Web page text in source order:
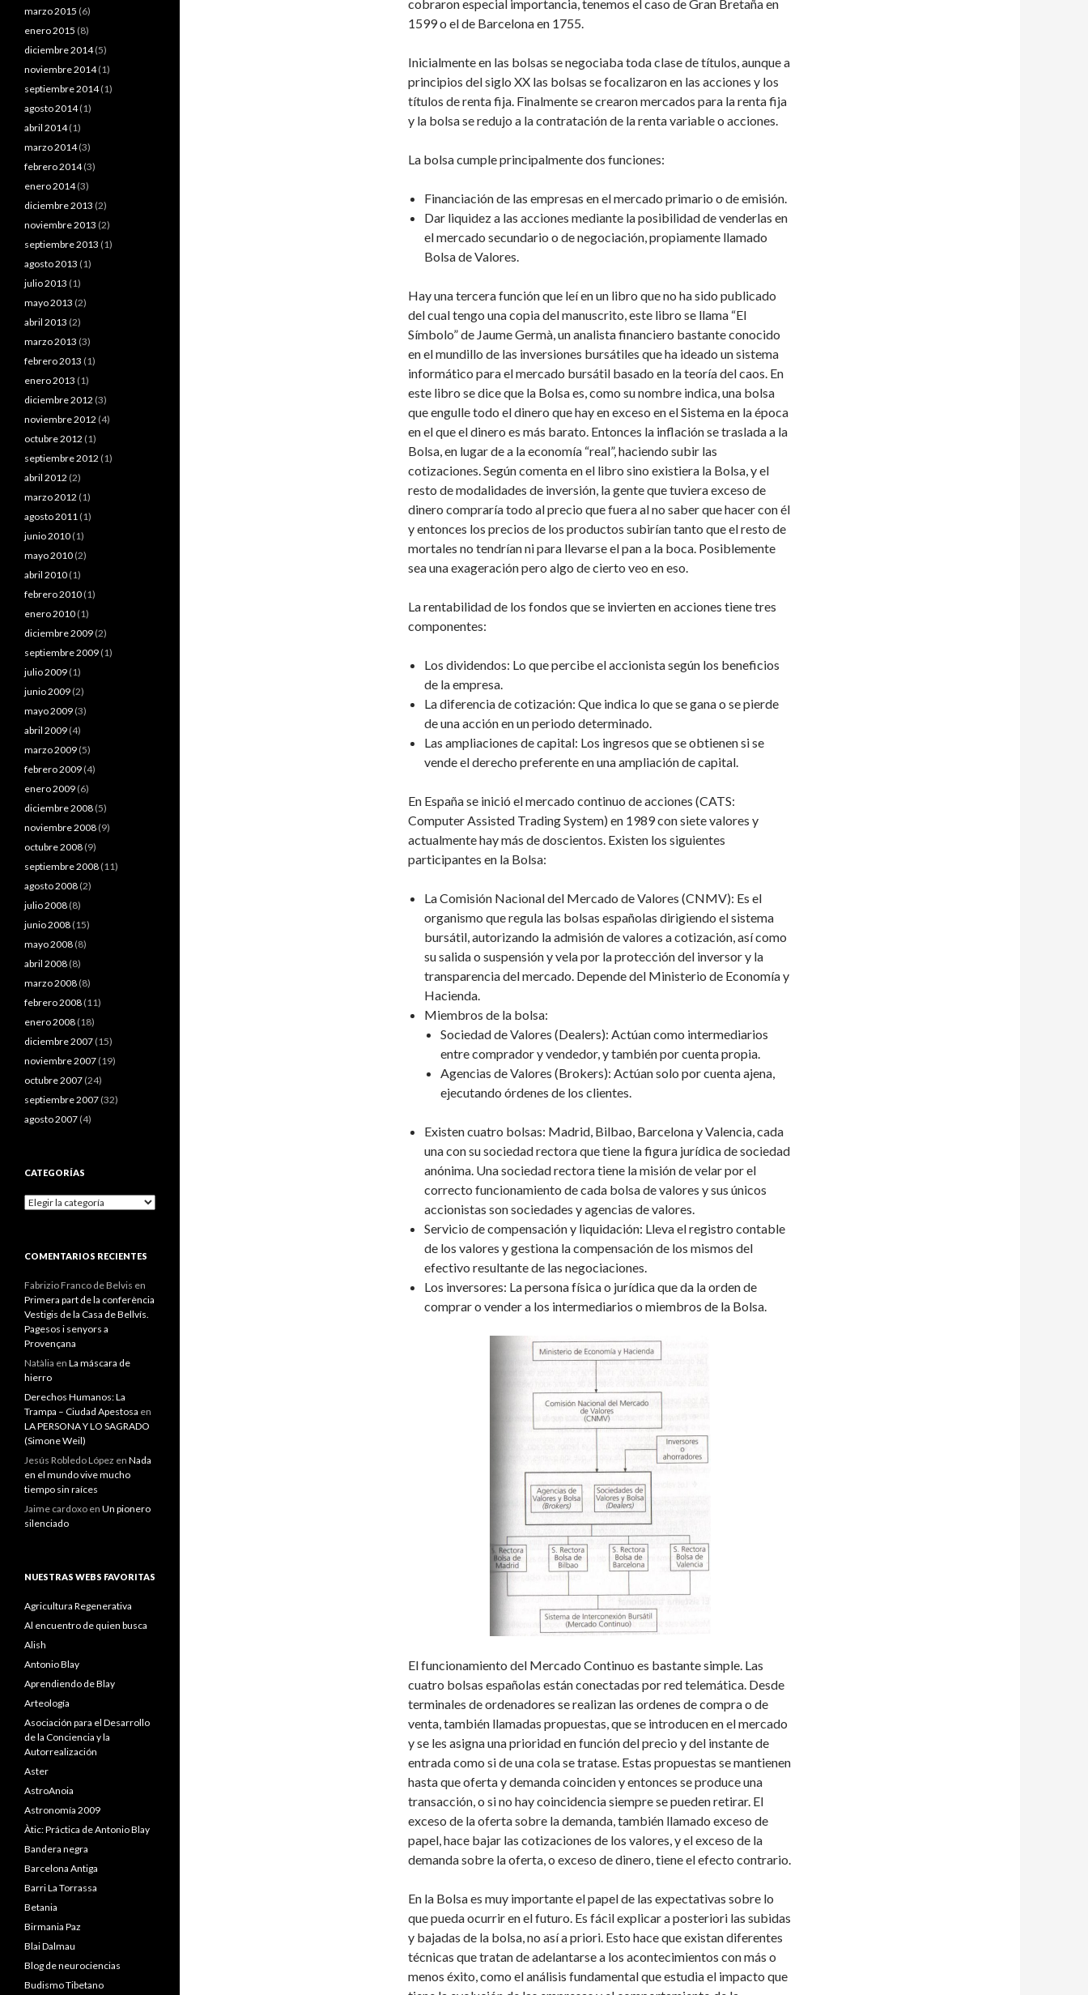
cobraron especial importancia, tenemos el caso de Gran Bretaña en
1599 o el de Barcelona en 1755.
Inicialmente en las bolsas se negociaba toda clase de títulos, aunque a
principios del siglo XX las bolsas se focalizaron en las acciones y los
títulos de renta fija. Finalmente se crearon mercados para la renta fija
y la bolsa se redujo a la contratación de la renta variable o acciones.
La bolsa cumple principalmente dos funciones:
Financiación de las empresas en el mercado primario o de emisión.
Dar liquidez a las acciones mediante la posibilidad de venderlas en
el mercado secundario o de negociación, propiamente llamado
Bolsa de Valores.
Hay una tercera función que leí en un libro que no ha sido publicado
del cual tengo una copia del manuscrito, este libro se llama “El
Símbolo” de Jaume Germà, un analista financiero bastante conocido
en el mundillo de las inversiones bursátiles que ha ideado un sistema
informático para el mercado bursátil basado en la teoría del caos. En
este libro se dice que la Bolsa es, como su nombre indica, una bolsa
que engulle todo el dinero que hay en exceso en el Sistema en la época
en el que el dinero es más barato. Entonces la inflación se traslada a la
Bolsa, en lugar de a la economía “real”, haciendo subir las
cotizaciones. Según comenta en el libro sino existiera la Bolsa, y el
resto de modalidades de inversión, la gente que tuviera exceso de
dinero compraría todo al precio que fuera al no saber que hacer con él
y entonces los precios de los productos subirían tanto que el resto de
mortales no tendrían ni para llevarse el pan a la boca. Posiblemente
sea una exageración pero algo de cierto veo en eso.
La rentabilidad de los fondos que se invierten en acciones tiene tres
componentes:
Los dividendos: Lo que percibe el accionista según los beneficios
de la empresa.
La diferencia de cotización: Que indica lo que se gana o se pierde
de una acción en un periodo determinado.
Las ampliaciones de capital: Los ingresos que se obtienen si se
vende el derecho preferente en una ampliación de capital.
En España se inició el mercado continuo de acciones (CATS:
Computer Assisted Trading System) en 1989 con siete valores y
actualmente hay más de doscientos. Existen los siguientes
participantes en la Bolsa:
La Comisión Nacional del Mercado de Valores (CNMV): Es el
organismo que regula las bolsas españolas dirigiendo el sistema
bursátil, autorizando la admisión de valores a cotización, así como
su salida o suspensión y vela por la protección del inversor y la
transparencia del mercado. Depende del Ministerio de Economía y
Hacienda.
Miembros de la bolsa:
Sociedad de Valores (Dealers): Actúan como intermediarios
entre comprador y vendedor, y también por cuenta propia.
Agencias de Valores (Brokers): Actúan solo por cuenta ajena,
ejecutando órdenes de los clientes.
Existen cuatro bolsas: Madrid, Bilbao, Barcelona y Valencia, cada
una con su sociedad rectora que tiene la figura jurídica de sociedad
anónima. Una sociedad rectora tiene la misión de velar por el
correcto funcionamiento de cada bolsa de valores y sus únicos
accionistas son sociedades y agencias de valores.
Servicio de compensación y liquidación: Lleva el registro contable
de los valores y gestiona la compensación de los mismos del
efectivo resultante de las negociaciones.
Los inversores: La persona física o jurídica que da la orden de
comprar o vender a los intermediarios o miembros de la Bolsa.
El funcionamiento del Mercado Continuo es bastante simple. Las
cuatro bolsas españolas están conectadas por red telemática. Desde
terminales de ordenadores se realizan las ordenes de compra o de
venta, también llamadas propuestas, que se introducen en el mercado
y se les asigna una prioridad en función del precio y del instante de
entrada como si de una cola se tratase. Estas propuestas se mantienen
hasta que oferta y demanda coinciden y entonces se produce una
transacción, o si no hay coincidencia siempre se pueden retirar. El
exceso de la oferta sobre la demanda, también llamado exceso de
papel, hace bajar las cotizaciones de los valores, y el exceso de la
demanda sobre la oferta, o exceso de dinero, tiene el efecto contrario.
En la Bolsa es muy importante el papel de las expectativas sobre lo
que pueda ocurrir en el futuro. Es fácil explicar a posteriori las subidas
y bajadas de la bolsa, no así a priori. Esto hace que existan diferentes
técnicas que tratan de adelantarse a los acontecimientos con más o
menos éxito, como el análisis fundamental que estudia el impacto que
marzo 2015 (6)
enero 2015 (8)
diciembre 2014(5)
noviembre 2014(1)
septiembre 2014(1)
agosto 2014(1)
abril 2014(1)
marzo 2014(3)
febrero 2014(3)
enero 2014(3)
diciembre 2013 (2)
noviembre 2013 (2)
septiembre 2013 (1)
agosto 2013 (1)
julio 2013 (1)
mayo 2013 (2)
abril 2013 (2)
marzo 2013 (3)
febrero 2013 (1)
enero 2013 (1)
diciembre 2012 (3)
noviembre 2012 (4)
octubre 2012 (1)
septiembre 2012 (1)
abril 2012 (2)
marzo 2012 (1)
agosto 2011 (1)
junio 2010 (1)
mayo 2010 (2)
abril 2010 (1)
febrero 2010 (1)
enero 2010 (1)
diciembre 2009 (2)
septiembre 2009 (1)
julio 2009 (1)
junio 2009 (2)
mayo 2009 (3)
abril 2009 (4)
marzo 2009 (5)
febrero 2009 (4)
enero 2009 (6)
diciembre 2008 (5)
noviembre 2008 (9)
octubre 2008 (9)
septiembre 2008 (11)
agosto 2008 (2)
julio 2008 (8)
junio 2008 (15)
mayo 2008 (8)
abril 2008 (8)
marzo 2008 (8)
febrero 2008 (11)
enero 2008 (18)
diciembre 2007 (15)
noviembre 2007 (19)
octubre 2007 (24)
septiembre 2007 (32)
agosto 2007 (4)
CATEGORÍAS
Categorías
COMENTARIOS RECIENTES
Fabrizio Franco de Belvis en
Primera part de la conferència
Vestigis de la Casa de Bellvís.
Pagesos i senyors a
Provençana
Natàlia en La máscara de
hierro
Derechos Humanos: La
Trampa – Ciudad Apestosa en
LA PERSONA Y LO SAGRADO
(Simone Weil)
Jesús Robledo López en Nada
en el mundo vive mucho
tiempo sin raíces
Jaime cardoxo en Un pionero
silenciado
NUESTRAS WEBS FAVORITAS
Agricultura Regenerativa
Al encuentro de quien busca
Alish
Antonio Blay
Aprendiendo de Blay
Arteología
Asociación para el Desarrollo
de la Conciencia y la
Autorrealización
Aster
AstroAnoia
Astronomía 2009
Àtic: Práctica de Antonio Blay
Bandera negra
Barcelona Antiga
Barri La Torrassa
Betania
Birmania Paz
Blai Dalmau
Blog de neurociencias
Budismo Tibetano